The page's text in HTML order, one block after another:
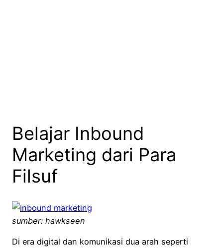
Belajar Inbound
Marketing dari Para
Filsuf
sumber: hawkseen
Di era digital dan komunikasi dua arah seperti